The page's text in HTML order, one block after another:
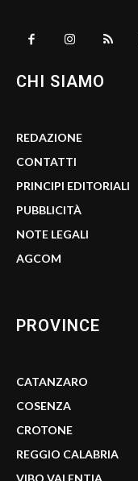
CHI SIAMO
REDAZIONE
CONTATTI
PRINCIPI EDITORIALI
PUBBLICITÀ
NOTE LEGALI
AGCOM
PROVINCE
CATANZARO
COSENZA
CROTONE
REGGIO CALABRIA